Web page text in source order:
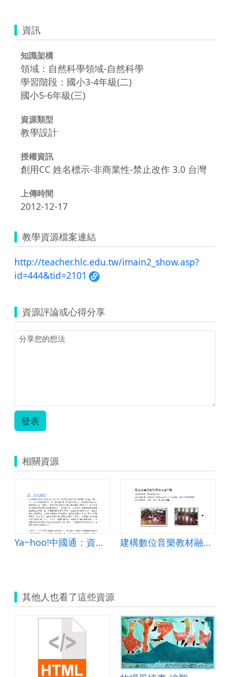
資訊
知識架構
領域：自然科學領域-自然科學
學習階段：國小3-4年級(二)
國小5-6年級(三)
資源類型
教學設計
授權資訊
創用CC 姓名標示-非商業性-禁止改作 3.0 台灣
上傳時間
2012-12-17
教學資源檔案連結
http://teacher.hlc.edu.tw/imain2_show.asp?
id=444&tid=2101
資源評論或心得分享
發表
相關資源
Ya~hoo!中國通：資訊融入中國區域地理教學課程發展 建構數位音樂教材融入班級團體輔導實務之應用（以情緒困擾之學生為對象）
其他人也看了這些資源